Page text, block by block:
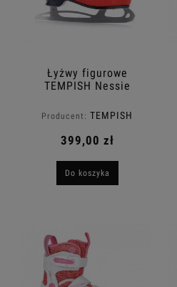
Łyżwy figurowe
TEMPISH Nessie
Producent: TEMPISH
399,00 zł
Do koszyka